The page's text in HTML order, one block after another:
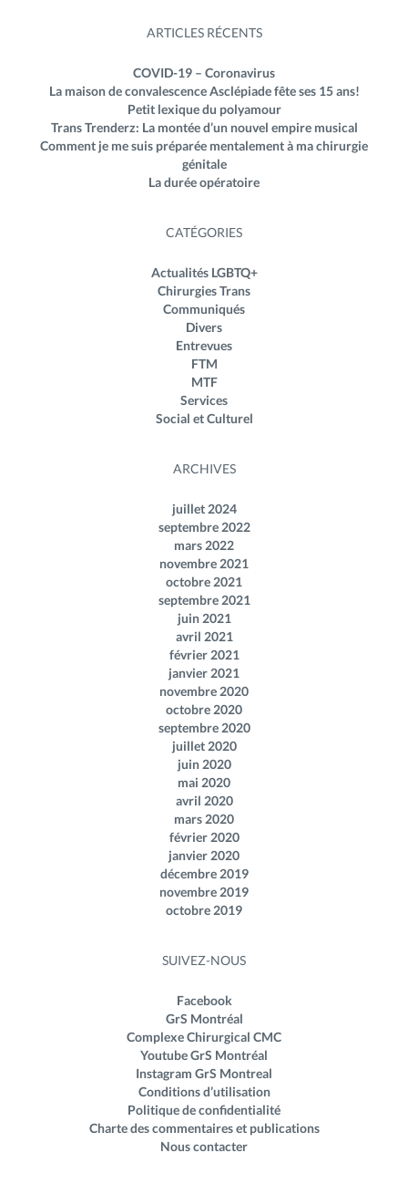
ARTICLES RÉCENTS
COVID-19 – Coronavirus
La maison de convalescence Asclépiade fête ses 15 ans!
Petit lexique du polyamour
Trans Trenderz: La montée d’un nouvel empire musical
Comment je me suis préparée mentalement à ma chirurgie
génitale
La durée opératoire
CATÉGORIES
Actualités LGBTQ+
Chirurgies Trans
Communiqués
Divers
Entrevues
FTM
MTF
Services
Social et Culturel
ARCHIVES
juillet 2024
septembre 2022
mars 2022
novembre 2021
octobre 2021
septembre 2021
juin 2021
avril 2021
février 2021
janvier 2021
novembre 2020
octobre 2020
septembre 2020
juillet 2020
juin 2020
mai 2020
avril 2020
mars 2020
février 2020
janvier 2020
décembre 2019
novembre 2019
octobre 2019
SUIVEZ-NOUS
Facebook
GrS Montréal
Complexe Chirurgical CMC
Youtube GrS Montréal
Instagram GrS Montreal
Conditions d’utilisation
Politique de confidentialité
Charte des commentaires et publications
Nous contacter